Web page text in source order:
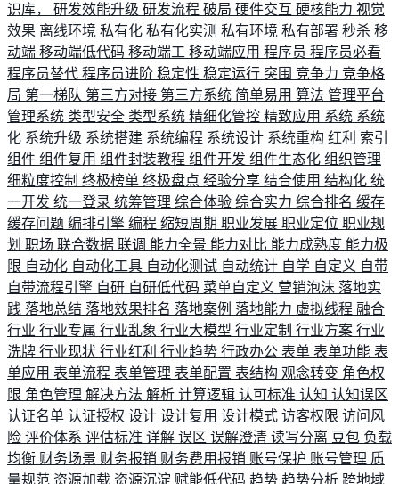
识库， 研发效能升级 研发流程 破局 硬件交互 硬核能力 视觉
效果 离线环境 私有化 私有化实测 私有环境 私有部署 秒杀 移
动端 移动端低代码 移动端工 移动端应用 程序员 程序员必看
程序员替代 程序员进阶 稳定性 稳定运行 突围 竞争力 竞争格
局 第一梯队 第三方对接 第三方系统 简单易用 算法 管理平台
管理系统 类型安全 类型系统 精细化管控 精致应用 系统 系统
化 系统升级 系统搭建 系统编程 系统设计 系统重构 红利 索引
组件 组件复用 组件封装教程 组件开发 组件生态化 组织管理
细粒度控制 终极榜单 终极盘点 经验分享 结合使用 结构化 统
一开发 统一登录 统筹管理 综合体验 综合实力 综合排名 缓存
缓存问题 编排引擎 编程 缩短周期 职业发展 职业定位 职业规
划 职场 联合数据 联调 能力全景 能力对比 能力成熟度 能力极
限 自动化 自动化工具 自动化测试 自动统计 自学 自定义 自带
自带流程引擎 自研 自研低代码 菜单自定义 营销泡沫 落地实
践 落地总结 落地效果排名 落地案例 落地能力 虚拟线程 融合
行业 行业专属 行业乱象 行业大模型 行业定制 行业方案 行业
洗牌 行业现状 行业红利 行业趋势 行政办公 表单 表单功能 表
单应用 表单流程 表单管理 表单配置 表结构 观念转变 角色权
限 角色管理 解决方法 解析 计算逻辑 认可标准 认知 认知误区
认证名单 认证授权 设计 设计复用 设计模式 访客权限 访问风
险 评价体系 评估标准 详解 误区 误解澄清 读写分离 豆包 负载
均衡 财务场景 财务报销 财务费用报销 账号保护 账号管理 质
量规范 资源加载 资源沉淀 赋能低代码 趋势 趋势分析 跨地域